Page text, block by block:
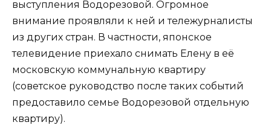
выступления Водорезовой. Огромное
внимание проявляли к ней и тележурналисты
из других стран. В частности, японское
телевидение приехало снимать Елену в её
московскую коммунальную квартиру
(советское руководство после таких событий
предоставило семье Водорезовой отдельную
квартиру).